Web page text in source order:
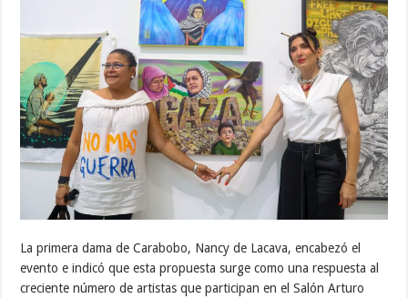
La primera dama de Carabobo, Nancy de Lacava, encabezó el
evento e indicó que esta propuesta surge como una respuesta al
creciente número de artistas que participan en el Salón Arturo